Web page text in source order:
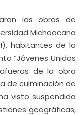
las obras de
Michoacana
habitantes de la
“Jóvenes Unidos
de la obra
de culminación de
visto suspendida
geográficas,